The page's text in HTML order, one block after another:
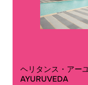
ヘリタンス・アー
AYURUVEDA